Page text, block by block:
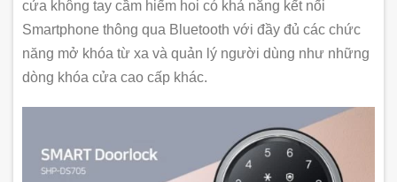
cửa không tay cầm hiếm hoi có khả năng kết nối
Smartphone thông qua Bluetooth với đầy đủ các chức
năng mở khóa từ xa và quản lý người dùng như những
dòng khóa cửa cao cấp khác.